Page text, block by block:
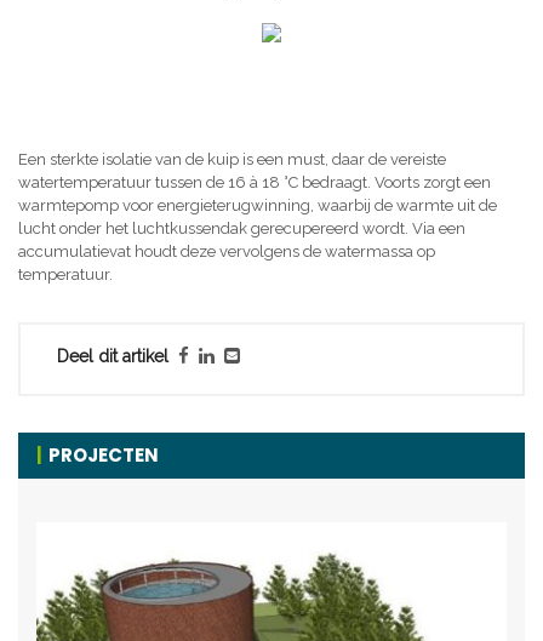
Een sterkte isolatie van de kuip is een must, daar de vereiste
watertemperatuur tussen de 16 à 18 °C bedraagt. Voorts zorgt een
warmtepomp voor energieterugwinning, waarbij de warmte uit de
lucht onder het luchtkussendak gerecupereerd wordt. Via een
accumulatievat houdt deze vervolgens de watermassa op
temperatuur.
Deel dit artikel
PROJECTEN